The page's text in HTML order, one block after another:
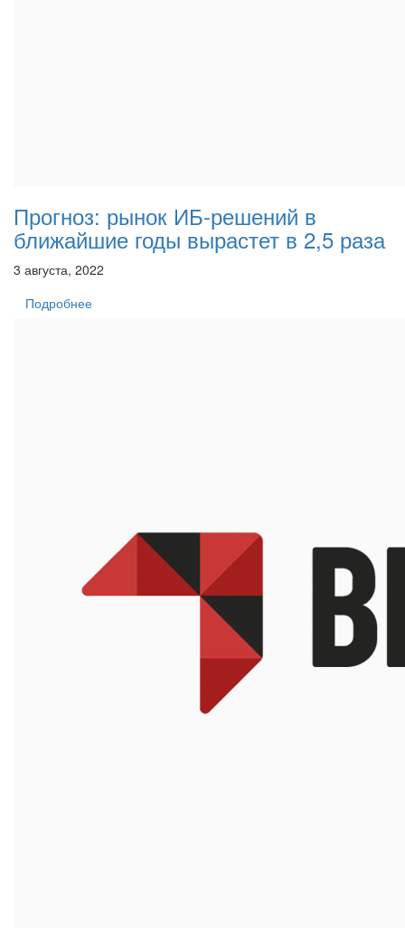
Прогноз: рынок ИБ-решений в
ближайшие годы вырастет в 2,5 раза
3 августа, 2022
Подробнее